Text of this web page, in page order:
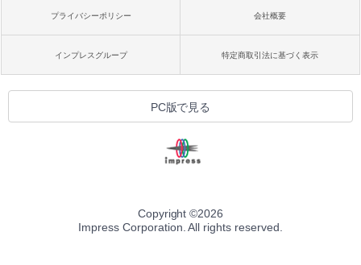
プライバシーポリシー 会社概要
インプレスグループ 特定商取引法に基づく表示
PC版で見る
Copyright ©2026
Impress Corporation. All rights reserved.